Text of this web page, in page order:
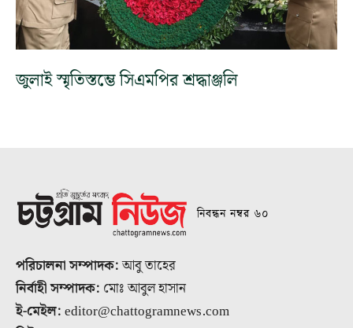
জুলাই স্মৃতিস্তম্ভে সিএমপির শ্রদ্ধাঞ্জলি
নিবন্ধন নম্বর ৬০
পরিচালনা সম্পাদক:আবু তাহের
নির্বাহী সম্পাদক: মোঃ আবুল হাসান
ই-মেইল:editor@chattogramnews.com